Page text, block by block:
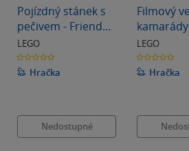
Pojízdný stánek s
pečivem - Friends
(42606)
LEGO
0.0
z
5
hvězdiček
Hračka
Nedostupné
Filmový
kamarády
(42642)
LEGO
0.0
z
5
hvězdiček
Hračka